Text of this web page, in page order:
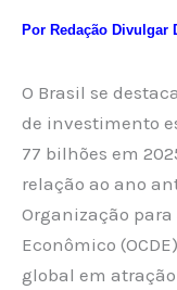
Por Redação Divulgar
O Brasil se
de investimento
77 bilhões em
relação ao ano
Organização para
Econômico
global em